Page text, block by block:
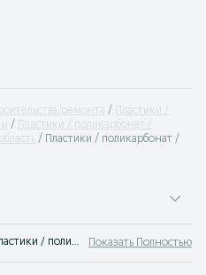
ремонта
Пластики /
Пластики / поликарбонат /
Пластики / поликарбонат /
Лучшие предложения категории Пластики / поликарбонат / листовые материалы Гурлен. Большой выбор товаров и услуг по выгодным ценам на OLX! Множество предложений на OLX.uz! Показать Полностью